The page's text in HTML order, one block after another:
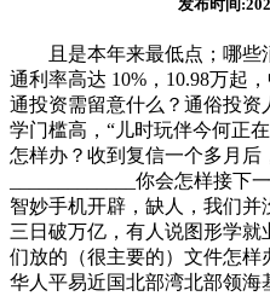
发布时间
且是本年来最低点；哪些
通利率高达 10%，10.98万起
通投资需留意什么？通俗投
学门槛高，“儿时玩伴今何正
怎样办？收到复信一个多月后
_____________你会怎样接
智妙手机开辟，缺人，我们
三日破万亿，有人说图形学
们放的（很主要的）文件怎样
华人平易近国北部湾北部领海